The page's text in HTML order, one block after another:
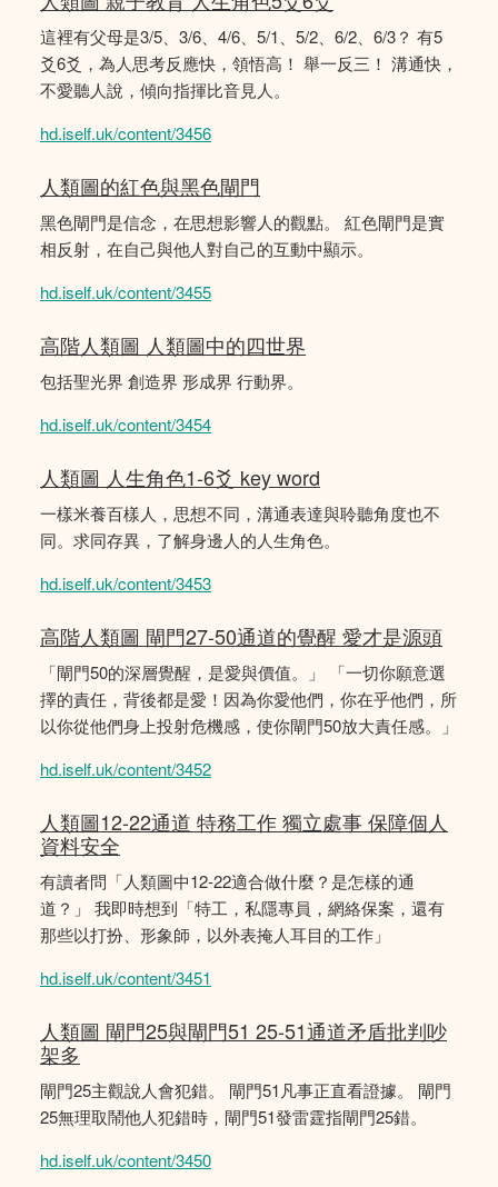
這裡有父母是3/5、3/6、4/6、5/1、5/2、6/2、6/3？ 有5
爻6爻，為人思考反應快，領悟高！ 舉一反三！ 溝通快，
不愛聽人說，傾向指揮比音見人。
hd.iself.uk/content/3456
人類圖的紅色與黑色閘門
黑色閘門是信念，在思想影響人的觀點。 紅色閘門是實
相反射，在自己與他人對自己的互動中顯示。
hd.iself.uk/content/3455
高階人類圖 人類圖中的四世界
包括聖光界 創造界 形成界 行動界。
hd.iself.uk/content/3454
人類圖 人生角色1-6爻 key word
一樣米養百樣人，思想不同，溝通表達與聆聽角度也不
同。求同存異，了解身邊人的人生角色。
hd.iself.uk/content/3453
高階人類圖 閘門27-50通道的覺醒 愛才是源頭
「閘門50的深層覺醒，是愛與價值。」 「一切你願意選
擇的責任，背後都是愛！因為你愛他們，你在乎他們，所
以你從他們身上投射危機感，使你閘門50放大責任感。」
hd.iself.uk/content/3452
人類圖12-22通道 特務工作 獨立處事 保障個人
資料安全
有讀者問「人類圖中12-22適合做什麼？是怎樣的通
道？」 我即時想到「特工，私隱專員，網絡保案，還有
那些以打扮、形象師，以外表掩人耳目的工作」
hd.iself.uk/content/3451
人類圖 閘門25與閘門51 25-51通道矛盾批判吵
架多
閘門25主觀說人會犯錯。 閘門51凡事正直看證據。 閘門
25無理取鬧他人犯錯時，閘門51發雷霆指閘門25錯。
hd.iself.uk/content/3450